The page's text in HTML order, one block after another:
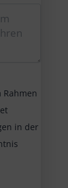
in der